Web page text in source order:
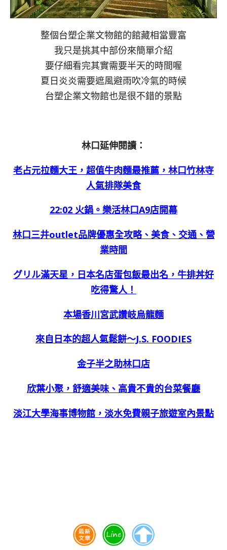
整個台塑企業文物館的館藏相當豐富
我只是挑其中部份來簡單介紹
要仔細看完其實需要半天的時間喔
夏日炎炎需要遮風避雨吹冷氣的時候
台塑企業文物館也是很不錯的景點
林口延伸閱讀：
老占元拉麵大王，超值牛肉麵最推薦，林口竹林寺
人氣排隊美食
22:02 火鍋。樂活林口A9店開幕
林口三井outlet品牌優惠全攻略、美食、交通、營
業時間
グリル滿天星，日本名店蛋包飯最出名，牛排丼好
吃得驚人！
本場香川宮武讚岐烏龍麵
來自日本的超人氣鬆餅～J.S. FOODIES
金子半之助林口店
欣葉小聚，舒適美味、高貴不貴的台菜餐廳
淡江大學海事博物館，淡水免費親子旅遊室內景點